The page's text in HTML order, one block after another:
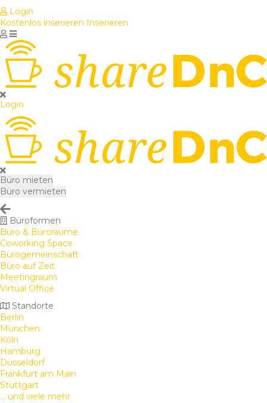
Login
Kostenlos inserieren Inserieren
Login
Büro mieten
Büro vermieten
Büroformen
Büro & Büroräume
Coworking Space
Bürogemeinschaft
Büro auf Zeit
Meetingraum
Virtual Office
Standorte
Berlin
München
Köln
Hamburg
Düsseldorf
Frankfurt am Main
Stuttgart
... und viele mehr